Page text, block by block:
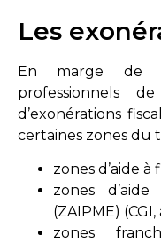
Les
En marge de
professionnels
d’exonérations
certaines zones du
zones d’aide
zones
(ZAIPME)
zones